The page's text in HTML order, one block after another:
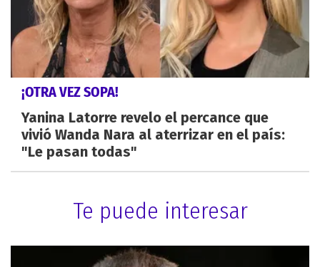
¡OTRA VEZ SOPA!
Yanina Latorre revelo el percance que
vivió Wanda Nara al aterrizar en el país:
"Le pasan todas"
Te puede interesar